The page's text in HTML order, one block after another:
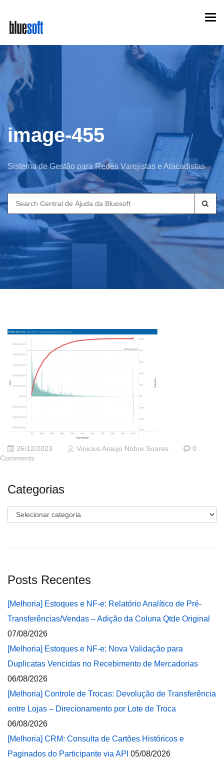
main
content
image-455
Sistema de Gestão para Redes Varejistas e Atacadistas
Search
for:
26/12/2023 Vinicius Araujo Nobre Soares
0
Comments
Categorias
Categorias
Posts Recentes
[Melhoria] Estoques e NF-e: Relatório Analítico de Pré-
Transferências/Vendas – Adição da Coluna Qtde Original
07/08/2026
[Melhoria] Estoques e NF-e: Nova Validação para
Duplicatas Vencidas no Recebimento de Mercadorias
06/08/2026
[Melhoria] Controle de Trocas: Devolução de Transferência
entre Lojas – Direcionamento por Lote de Troca
06/08/2026
[Melhoria] CRM: Consulta de Cartões Históricos e
Paginados do Participante via API 05/08/2026